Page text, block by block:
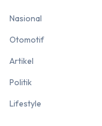
Nasional
Otomotif
Artikel
Politik
Lifestyle